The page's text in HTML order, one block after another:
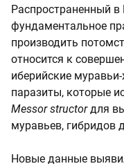
Распространенный
фундаментальное
производить
относится к
иберийские
паразиты, которые
Messor structorдля
муравьев, гибридов
Новые данные